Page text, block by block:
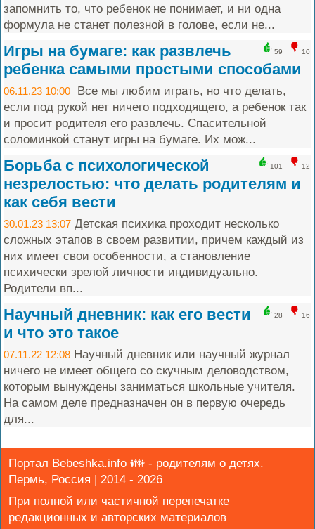
запомнить то, что ребенок не понимает, и ни одна
формула не станет полезной в голове, если не...
59 10
Игры на бумаге: как развлечь
ребенка самыми простыми способами
06.11.23 10:00 Все мы любим играть, но что делать,
если под рукой нет ничего подходящего, а ребенок так
и просит родителя его развлечь. Спасительной
соломинкой станут игры на бумаге. Их мож...
101 12
Борьба с психологической
незрелостью: что делать родителям и
как себя вести
30.01.23 13:07 Детская психика проходит несколько
сложных этапов в своем развитии, причем каждый из
них имеет свои особенности, а становление
психически зрелой личности индивидуально.
Родители вп...
28 16
Научный дневник: как его вести
и что это такое
07.11.22 12:08 Научный дневник или научный журнал
ничего не имеет общего со скучным деловодством,
которым вынуждены заниматься школьные учителя.
На самом деле предназначен он в первую очередь
для...
Портал Bebeshka.info 👪 - родителям о детях.
Пермь, Россия | 2014 - 2026
При полной или частичной перепечатке
редакционных и авторских материалов